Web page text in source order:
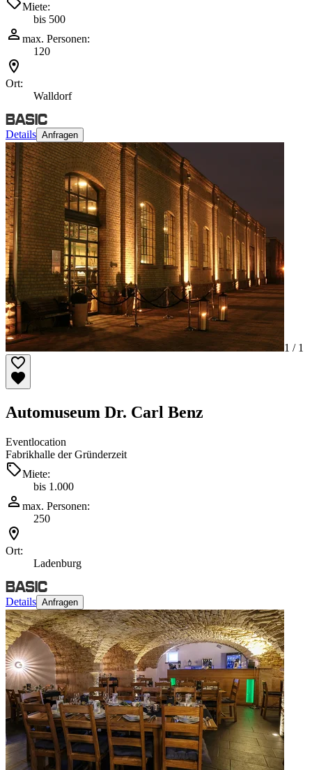
Miete:
bis 500
max. Personen:
120
Ort:
Walldorf
Details Anfragen
1 / 1
Automuseum Dr. Carl Benz
Eventlocation
Fabrikhalle der Gründerzeit
Miete:
bis 1.000
max. Personen:
250
Ort:
Ladenburg
Details Anfragen